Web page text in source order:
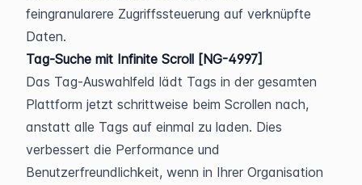
feingranularere Zugriffssteuerung auf verknüpfte
Daten.
Tag-Suche mit Infinite Scroll [NG-4997]
Das Tag-Auswahlfeld lädt Tags in der gesamten
Plattform jetzt schrittweise beim Scrollen nach,
anstatt alle Tags auf einmal zu laden. Dies
verbessert die Performance und
Benutzerfreundlichkeit, wenn in Ihrer Organisation